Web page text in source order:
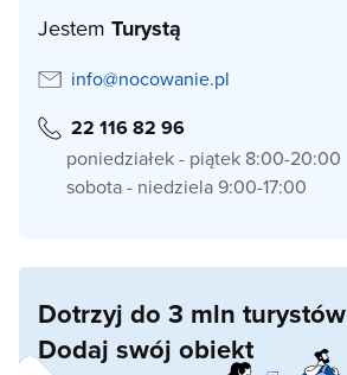
Jestem Turystą
info@nocowanie.pl
22 116 82 96
poniedziałek - piątek 8:00-20:00
sobota - niedziela 9:00-17:00
Dotrzyj do 3 mln turystów
Dodaj swój obiekt